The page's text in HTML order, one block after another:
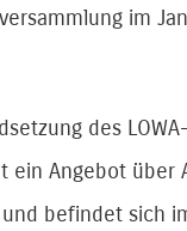
im
des
Angebot über
befindet sich